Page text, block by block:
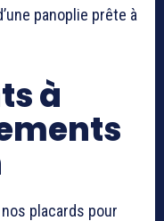
panoplie prête à
à
placards pour